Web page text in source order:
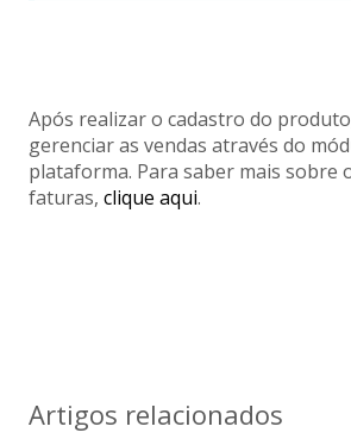
Após realizar o cadastro do
gerenciar as vendas através do
plataforma. Para saber mais sobre
faturas, clique aqui.
Artigos relacionados